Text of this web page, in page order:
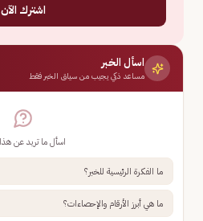
اشترك الآن
اسأل الخبر
مساعد ذكي يجيب من سياق الخبر فقط
اسأل ما تريد عن
ما الفكرة الرئيسية للخبر؟
ما هي أبرز الأرقام والإحصاءات؟